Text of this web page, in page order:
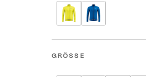
GRÖSSE